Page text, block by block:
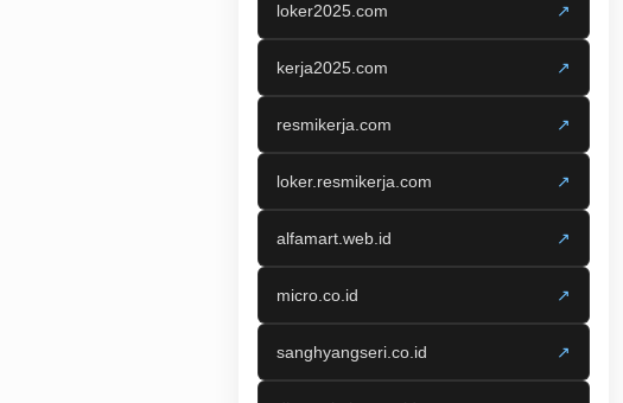
loker2025.com ↗
kerja2025.com ↗
resmikerja.com ↗
loker.resmikerja.com ↗
alfamart.web.id ↗
micro.co.id ↗
sanghyangseri.co.id ↗